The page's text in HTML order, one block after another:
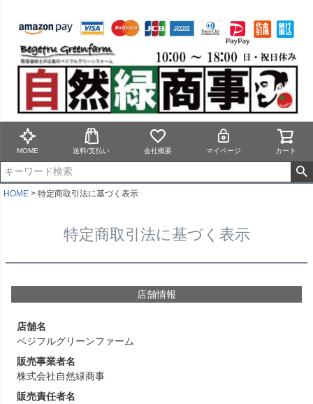
MOME 送料/支払い 会社概要 マイページ カート
HOME 特定商取引法に基づく表示
特定商取引法に基づく表示
店舗情報
店舗名
ベジフルグリーンファーム
販売事業者名
株式会社自然緑商事
販売責任者名